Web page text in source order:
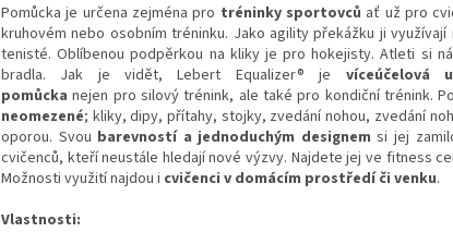
Pomůcka je určena zejména pro tréninky sportovců ať už pro
kruhovém nebo osobním tréninku. Jako agility překážku ji
tenisté. Oblíbenou podpěrkou na kliky je pro hokejisty. Atleti si
bradla. Jak je vidět, Lebert Equalizer® je
víceúčelová
pomůcka nejen pro silový trénink, ale také pro kondiční trénink.
neomezené; kliky, dipy, přítahy, stojky, zvedání nohou, zvedání
oporou. Svou barevností a jednoduchým designem si jej
cvičenců, kteří neustále hledají nové výzvy. Najdete jej ve fitness
Možnosti využití najdou i cvičenci v domácím prostředí či venku.
Vlastnosti: